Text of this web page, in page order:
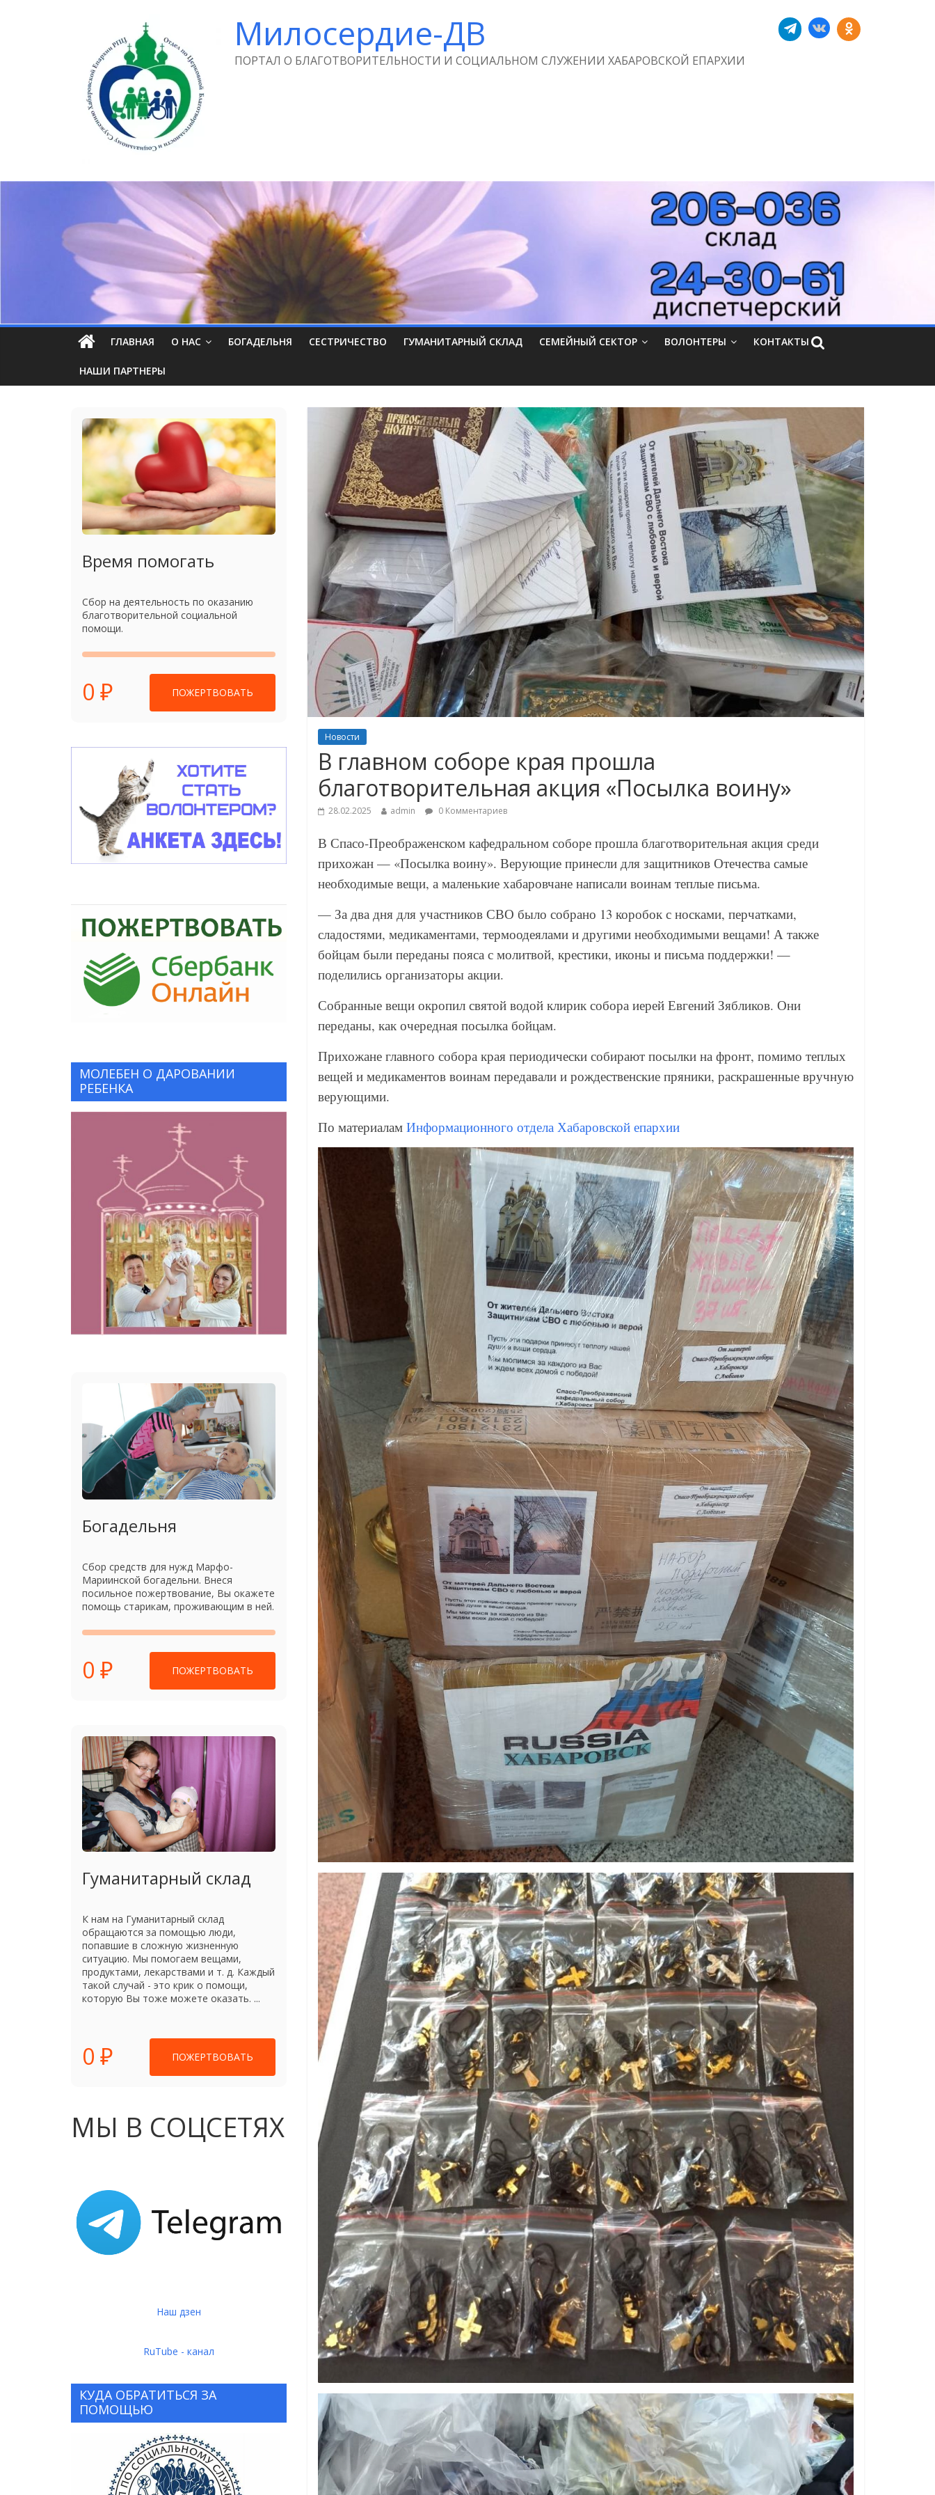
Милосердие-ДВ
ПОРТАЛ О БЛАГОТВОРИТЕЛЬНОСТИ И СОЦИАЛЬНОМ СЛУЖЕНИИ ХАБАРОВСКОЙ ЕПАРХИИ
ГЛАВНАЯ О НАС БОГАДЕЛЬНЯ СЕСТРИЧЕСТВО ГУМАНИТАРНЫЙ СКЛАД СЕМЕЙНЫЙ СЕКТОР ВОЛОНТЕРЫ КОНТАКТЫ
НАШИ ПАРТНЕРЫ
Новости
В главном соборе края прошла
благотворительная акция «Посылка воину»
28.02.2025 admin 0 Комментариев
В Спасо-Преображенском кафедральном соборе прошла благотворительная акция среди
прихожан — «Посылка воину». Верующие принесли для защитников Отечества самые
необходимые вещи, а маленькие хабаровчане написали воинам теплые письма.
— За два дня для участников СВО было собрано 13 коробок с носками, перчатками,
сладостями, медикаментами, термоодеялами и другими необходимыми вещами! А также
бойцам были переданы пояса с молитвой, крестики, иконы и письма поддержки! —
поделились организаторы акции.
Собранные вещи окропил святой водой клирик собора иерей Евгений Зябликов. Они
переданы, как очередная посылка бойцам.
Прихожане главного собора края периодически собирают посылки на фронт, помимо теплых
вещей и медикаментов воинам передавали и рождественские пряники, раскрашенные вручную
верующими.
По материалам Информационного отдела Хабаровской епархии
Время помогать
Сбор на деятельность по оказанию
благотворительной социальной
помощи.
0 ₽ ПОЖЕРТВОВАТЬ
МОЛЕБЕН О ДАРОВАНИИ
РЕБЕНКА
Богадельня
Сбор средств для нужд Марфо-
Мариинской богадельни. Внеся
посильное пожертвование, Вы окажете
помощь старикам, проживающим в ней.
0 ₽ ПОЖЕРТВОВАТЬ
Гуманитарный склад
К нам на Гуманитарный склад
обращаются за помощью люди,
попавшие в сложную жизненную
ситуацию. Мы помогаем вещами,
продуктами, лекарствами и т. д. Каждый
такой случай - это крик о помощи,
которую Вы тоже можете оказать. ...
0 ₽ ПОЖЕРТВОВАТЬ
МЫ В СОЦСЕТЯХ
Наш дзен
RuTube - канал
КУДА ОБРАТИТЬСЯ ЗА
ПОМОЩЬЮ